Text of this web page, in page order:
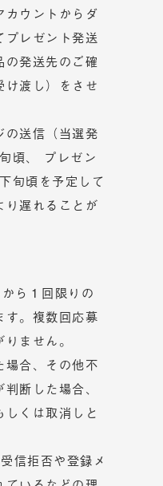
カウントからダ
プレゼント発送
の発送先のご確
渡し）をさせ
の送信（当選発
頃、 プレゼン
旬頃を予定して
り遅れることが
ら１回限りの
す。複数回応募
ません。
場合、その他不
断した場合、
くは取消しと
信拒否や登録メ